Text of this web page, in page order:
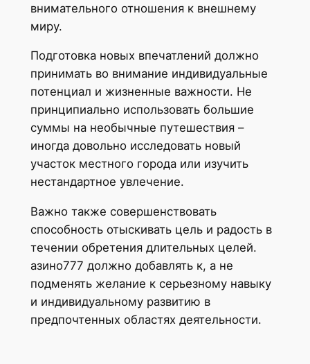
внимательного отношения к внешнему
миру.
Подготовка новых впечатлений должно
принимать во внимание индивидуальные
потенциал и жизненные важности. Не
принципиально использовать большие
суммы на необычные путешествия –
иногда довольно исследовать новый
участок местного города или изучить
нестандартное увлечение.
Важно также совершенствовать
способность отыскивать цель и радость в
течении обретения длительных целей.
азино777 должно добавлять к, а не
подменять желание к серьезному навыку
и индивидуальному развитию в
предпочтенных областях деятельности.